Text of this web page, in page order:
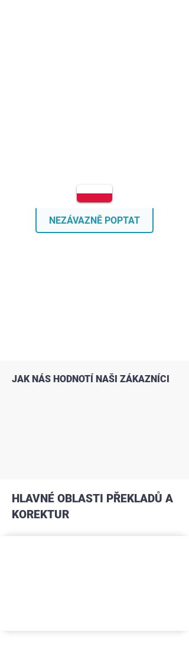
NEZÁVAZNĚ POPTAT
JAK NÁS HODNOTÍ NAŠI ZÁKAZNÍCI
HLAVNÉ OBLASTI PŘEKLADŮ A
KOREKTUR